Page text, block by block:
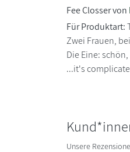
Fee Closser von
Für Produktart:
Zwei Frauen,
Die Eine:
...it's
Unsere